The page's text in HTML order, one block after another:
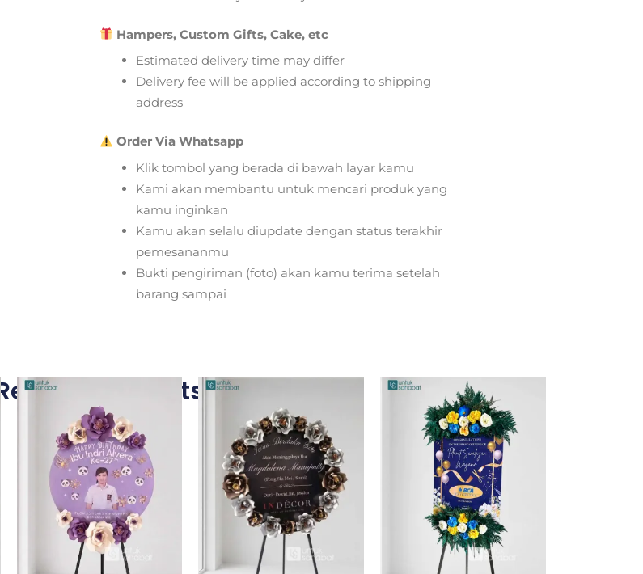
Hampers, Custom Gifts, Cake, etc
Estimated delivery time may differ
Delivery fee will be applied according to shipping
address
Order Via Whatsapp
Klik tombol yang berada di bawah layar kamu
Kami akan membantu untuk mencari produk yang
kamu inginkan
Kamu akan selalu diupdate dengan status terakhir
pemesananmu
Bukti pengiriman (foto) akan kamu terima setelah
barang sampai
Related Products